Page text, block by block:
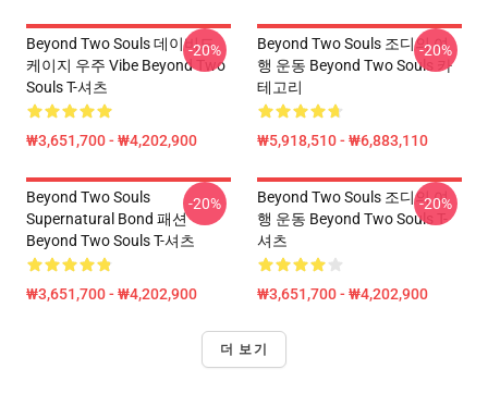
Beyond Two Souls 데이비드
케이지 우주 Vibe Beyond Two
Souls T-셔츠
₩3,651,700 - ₩4,202,900
-20%
Beyond Two Souls 조디의 여
행 운동 Beyond Two Souls 카
테고리
₩5,918,510 - ₩6,883,110
-20%
Beyond Two Souls
Supernatural Bond 패션
Beyond Two Souls T-셔츠
₩3,651,700 - ₩4,202,900
-20%
Beyond Two Souls 조디의 여
행 운동 Beyond Two Souls T-
셔츠
₩3,651,700 - ₩4,202,900
-20%
더 보기